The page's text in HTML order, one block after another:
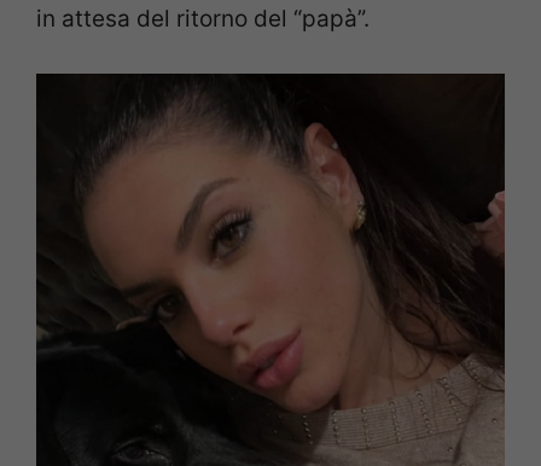
in attesa del ritorno del “papà”.